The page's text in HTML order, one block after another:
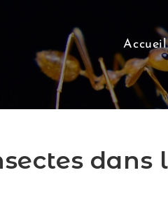
Accueil
dans